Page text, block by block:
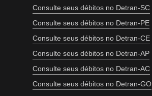
Consulte seus débitos no Detran-SC
Consulte seus débitos no Detran-PE
Consulte seus débitos no Detran-CE
Consulte seus débitos no Detran-AP
Consulte seus débitos no Detran-AC
Consulte seus débitos no Detran-GO